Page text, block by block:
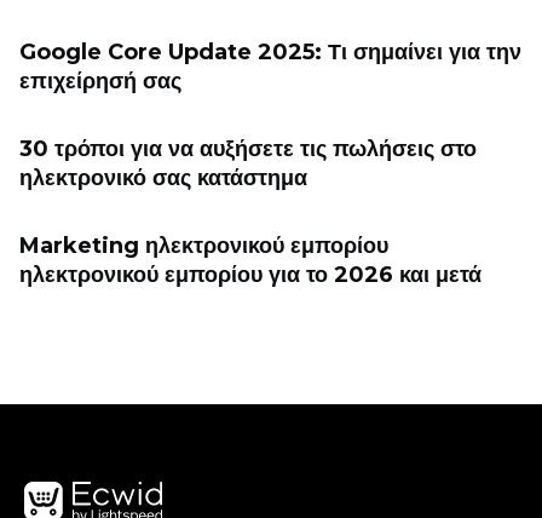
Google Core Update 2025: Τι σημαίνει για την
επιχείρησή σας
30 τρόποι για να αυξήσετε τις πωλήσεις στο
ηλεκτρονικό σας κατάστημα
Marketing ηλεκτρονικού εμπορίου
ηλεκτρονικού εμπορίου για το 2026 και μετά